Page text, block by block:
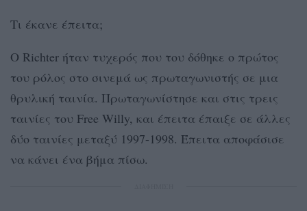
Τι έκανε έπειτα;
Ο Richter ήταν τυχερός που του δόθηκε ο πρώτος
του ρόλος στο σινεμά ως πρωταγωνιστής σε μια
θρυλική ταινία. Πρωταγωνίστησε και στις τρεις
ταινίες του Free Willy, και έπειτα έπαιξε σε άλλες
δύο ταινίες μεταξύ 1997-1998. Έπειτα αποφάσισε
να κάνει ένα βήμα πίσω.